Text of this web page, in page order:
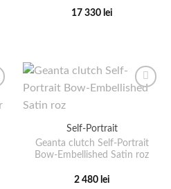
fi
produsului.
17 330 lei
mai
multe
pot
fi
alese
pagina
Self-Portrait
Geanta clutch Self-Portrait
Bow-Embellished Satin roz
2 480 lei